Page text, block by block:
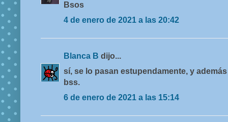
Bsos
4 de enero de 2021 a las 20:42
Blanca B dijo...
sí, se lo pasan estupendamente, y
bss.
6 de enero de 2021 a las 15:14